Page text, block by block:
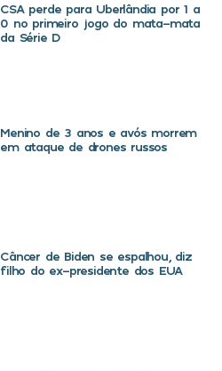
CSA perde para Uberlândia por 1 a
0 no primeiro jogo do mata-mata
da Série D
Menino de 3 anos e avós morrem
em ataque de drones russos
Câncer de Biden se espalhou, diz
filho do ex-presidente dos EUA